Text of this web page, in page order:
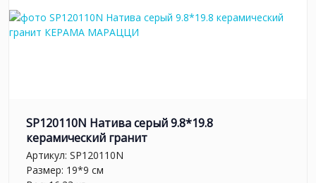
SP120110N Натива серый 9.8*19.8
керамический гранит
Артикул: SP120110N
Размер: 19*9 см